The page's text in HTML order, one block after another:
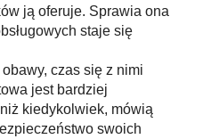
ją oferuje. Sprawia ona
staje się
czas się z nimi
jest bardziej
kiedykolwiek, mówią
swoich